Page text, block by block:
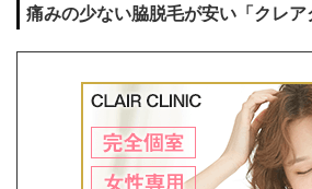
キャンセル料 前日まで無料
痛みの少ない脇脱毛が安い「クレア